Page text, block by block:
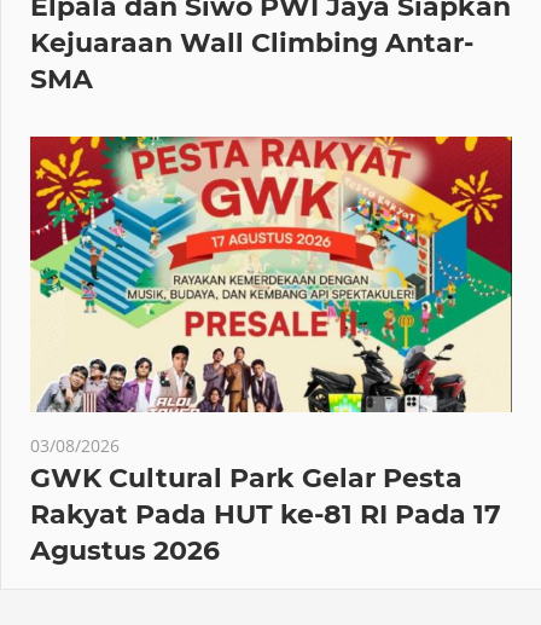
Elpala dan Siwo PWI Jaya Siapkan
Kejuaraan Wall Climbing Antar-
SMA
03/08/2026
GWK Cultural Park Gelar Pesta
Rakyat Pada HUT ke-81 RI Pada 17
Agustus 2026